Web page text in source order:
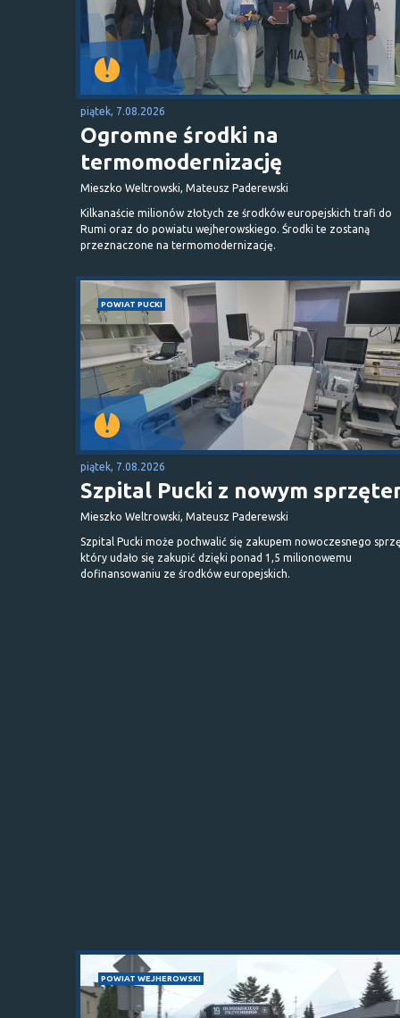
piątek, 7.08.2026
Ogromne środki na
termomodernizację
Mieszko Weltrowski, Mateusz Paderewski
Kilkanaście milionów złotych ze środków europejskich trafi do
Rumi oraz do powiatu wejherowskiego. Środki te zostaną
przeznaczone na termomodernizację.
POWIAT PUCKI
piątek, 7.08.2026
Szpital Pucki z nowym
Mieszko Weltrowski, Mateusz Paderewski
Szpital Pucki może pochwalić się zakupem nowoczesnego
który udało się zakupić dzięki ponad 1,5 milionowemu
dofinansowaniu ze środków europejskich.
POWIAT WEJHEROWSKI